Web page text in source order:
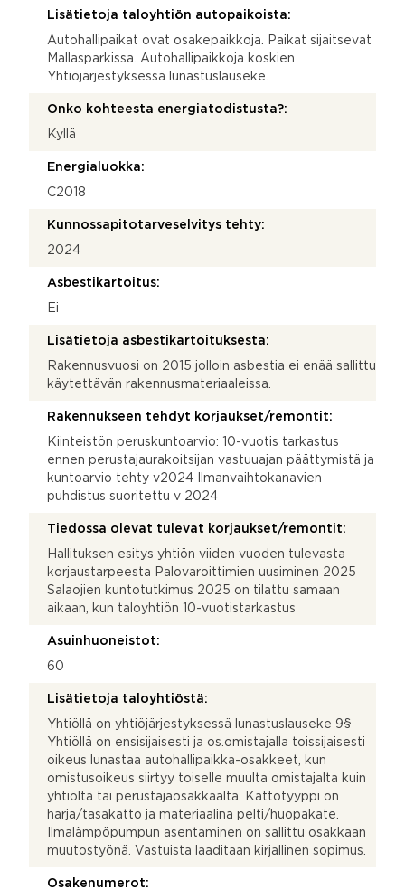
Lisätietoja taloyhtiön autopaikoista:
Autohallipaikat ovat osakepaikkoja. Paikat sijaitsevat
Mallasparkissa. Autohallipaikkoja koskien
Yhtiöjärjestyksessä lunastuslauseke.
Onko kohteesta energiatodistusta?:
Kyllä
Energialuokka:
C2018
Kunnossapitotarveselvitys tehty:
2024
Asbestikartoitus:
Ei
Lisätietoja asbestikartoituksesta:
Rakennusvuosi on 2015 jolloin asbestia ei enää sallittu
käytettävän rakennusmateriaaleissa.
Rakennukseen tehdyt korjaukset/remontit:
Kiinteistön peruskuntoarvio: 10-vuotis tarkastus
ennen perustajaurakoitsijan vastuuajan päättymistä ja
kuntoarvio tehty v2024 Ilmanvaihtokanavien
puhdistus suoritettu v 2024
Tiedossa olevat tulevat korjaukset/remontit:
Hallituksen esitys yhtiön viiden vuoden tulevasta
korjaustarpeesta Palovaroittimien uusiminen 2025
Salaojien kuntotutkimus 2025 on tilattu samaan
aikaan, kun taloyhtiön 10-vuotistarkastus
Asuinhuoneistot:
60
Lisätietoja taloyhtiöstä:
Yhtiöllä on yhtiöjärjestyksessä lunastuslauseke 9§
Yhtiöllä on ensisijaisesti ja os.omistajalla toissijaisesti
oikeus lunastaa autohallipaikka-osakkeet, kun
omistusoikeus siirtyy toiselle muulta omistajalta kuin
yhtiöltä tai perustajaosakkaalta. Kattotyyppi on
harja/tasakatto ja materiaalina pelti/huopakate.
Ilmalämpöpumpun asentaminen on sallittu osakkaan
muutostyönä. Vastuista laaditaan kirjallinen sopimus.
Osakenumerot: